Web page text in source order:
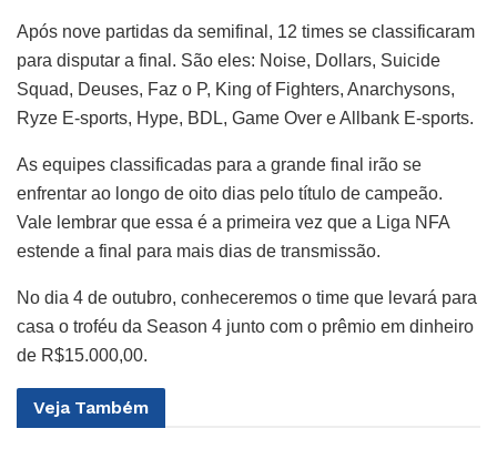
Após nove partidas da semifinal, 12 times se classificaram
para disputar a final. São eles: Noise, Dollars, Suicide
Squad, Deuses, Faz o P, King of Fighters, Anarchysons,
Ryze E-sports, Hype, BDL, Game Over e Allbank E-sports.
As equipes classificadas para a grande final irão se
enfrentar ao longo de oito dias pelo título de campeão.
Vale lembrar que essa é a primeira vez que a Liga NFA
estende a final para mais dias de transmissão.
No dia 4 de outubro, conheceremos o time que levará para
casa o troféu da Season 4 junto com o prêmio em dinheiro
de R$15.000,00.
Veja Também